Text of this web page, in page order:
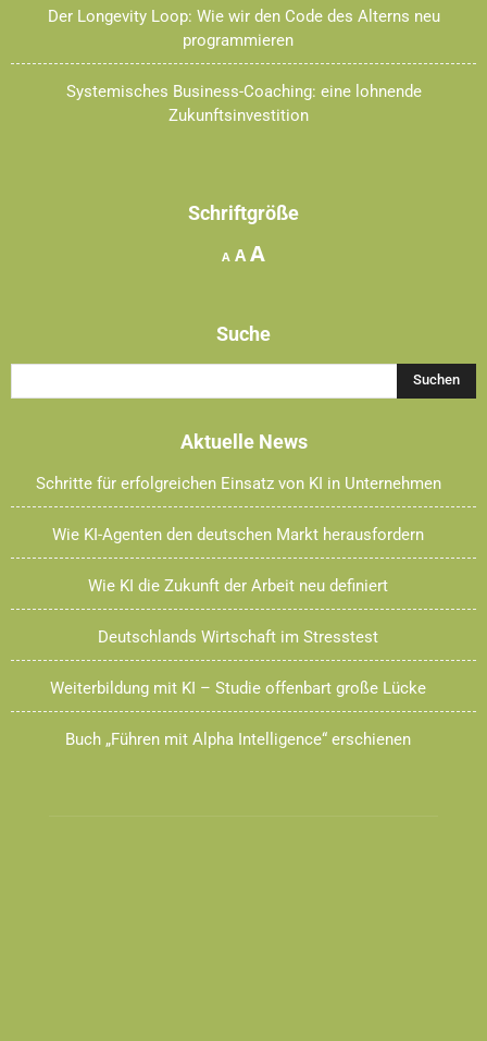
Der Longevity Loop: Wie wir den Code des Alterns neu
programmieren
Systemisches Business-Coaching: eine lohnende
Zukunftsinvestition
Schriftgröße
A Decrease
A Reset
AIncrease
Suche
Aktuelle News
Schritte für erfolgreichen Einsatz von KI in Unternehmen
Wie KI-Agenten den deutschen Markt herausfordern
Wie KI die Zukunft der Arbeit neu definiert
Deutschlands Wirtschaft im Stresstest
Weiterbildung mit KI – Studie offenbart große Lücke
Buch „Führen mit Alpha Intelligence“ erschienen